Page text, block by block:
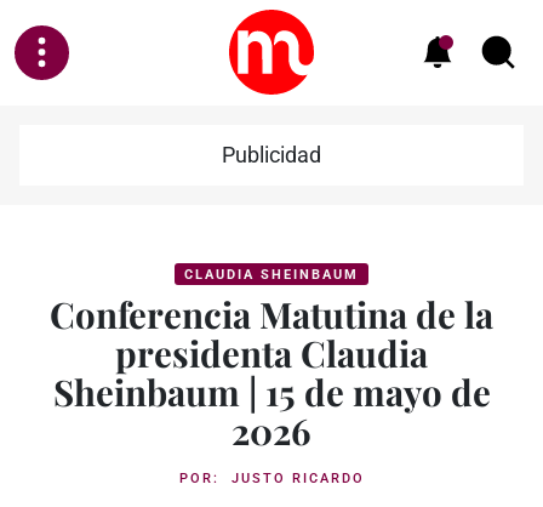
Publicidad
CLAUDIA SHEINBAUM
Conferencia Matutina de la
presidenta Claudia
Sheinbaum | 15 de mayo de
2026
POR: JUSTO RICARDO